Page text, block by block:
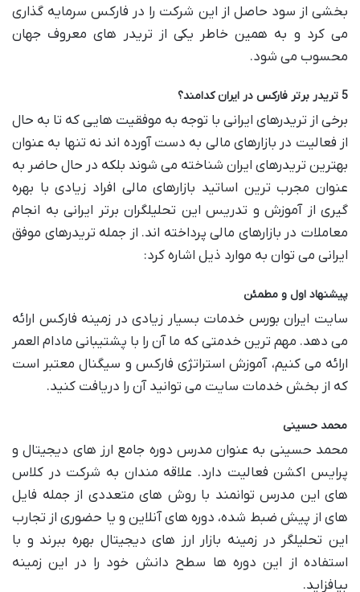
بخشی از سود حاصل از این شرکت را در فارکس سرمایه گذاری
می کرد و به همین خاطر یکی از تریدر های معروف جهان
محسوب می‌ شود.
5 تریدر برتر فارکس در ایران کدامند؟
برخی از تریدرهای ایرانی با توجه به موفقیت هایی که تا به حال
از فعالیت در بازارهای مالی به دست آورده اند نه تنها به عنوان
بهترین تریدرهای ایران شناخته می شوند بلکه در حال حاضر به
عنوان مجرب ترین اساتید بازارهای مالی افراد زیادی با بهره
گیری از آموزش و تدریس این تحلیلگران برتر ایرانی به انجام
معاملات در بازارهای مالی پرداخته‌ اند. از جمله تریدرهای موفق
ایرانی می توان به موارد ذیل اشاره کرد:
پیشنهاد اول و مطمئن
سایت ایران بورس خدمات بسیار زیادی در زمینه فارکس ارائه
می دهد. مهم ترین خدمتی که ما آن را با پشتیبانی مادام العمر
ارائه می کنیم، آموزش استراتژی فارکس و سیگنال معتبر است
که از بخش خدمات سایت می توانید آن را دریافت کنید.
محمد حسینی
محمد حسینی به عنوان مدرس دوره جامع ارز های دیجیتال و
پرایس اکشن فعالیت دارد. علاقه مندان به شرکت در کلاس
های این مدرس توانمند با روش های متعددی از جمله فایل
های از پیش ضبط شده، دوره های آنلاین و یا حضوری از تجارب
این تحلیلگر در زمینه بازار ارز های دیجیتال بهره ببرند و با
استفاده از این دوره ها سطح دانش خود را در این زمینه
بیافزاید.